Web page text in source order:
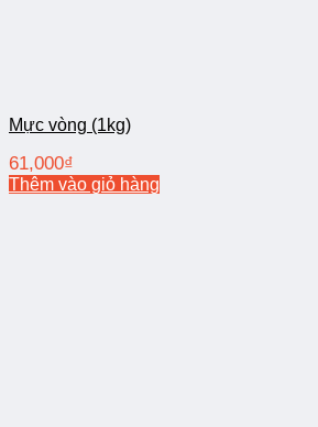
Mực vòng (1kg)
61,000₫
Thêm vào giỏ hàng